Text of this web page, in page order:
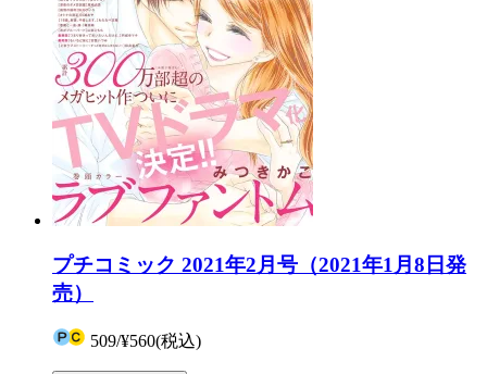
プチコミック 2021年2月号（2021年1月8日発
売）
509/¥560(税込)